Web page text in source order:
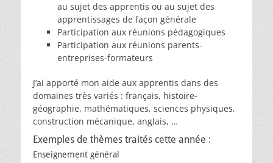
au sujet des apprentis ou au sujet des
apprentissages de façon générale
Participation aux réunions pédagogiques
Participation aux réunions parents-
entreprises-formateurs
J’ai apporté mon aide aux apprentis dans des
domaines très variés : français, histoire-
géographie, mathématiques, sciences physiques,
construction mécanique, anglais, …
Exemples de thèmes traités cette année :
Enseignement général